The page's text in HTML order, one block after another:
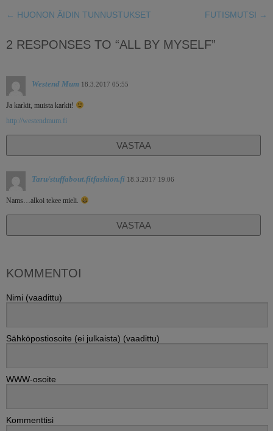
← HUONON ÄIDIN TUNNUSTUKSET FUTISMUTSI →
2 RESPONSES TO “ALL BY MYSELF”
Westend Mum 18.3.2017 05:55
Ja karkit, muista karkit!
http://westendmum.fi
VASTAA
Taru/stuffabout.fitfashion.fi 18.3.2017 19:06
Nams…alkoi tekee mieli.
VASTAA
KOMMENTOI
Nimi (vaadittu)
Sähköpostiosoite (ei julkaista) (vaadittu)
WWW-osoite
Kommenttisi